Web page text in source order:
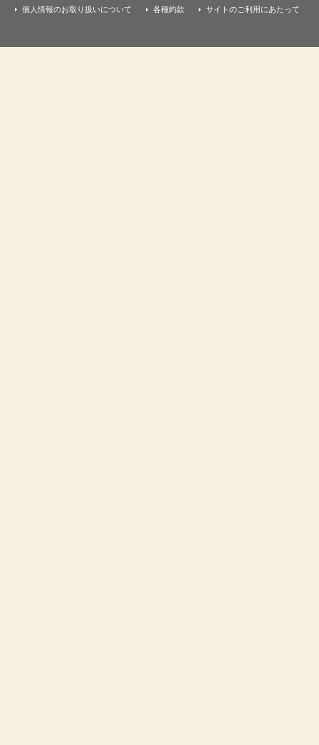
個人情報のお取り扱いについて 各種約款 サイトのご利用にあたって